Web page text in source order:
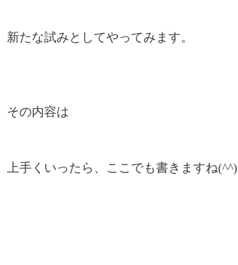
新たな試みとしてやってみます。
その内容は
上手くいったら、ここでも書きますね(^^)